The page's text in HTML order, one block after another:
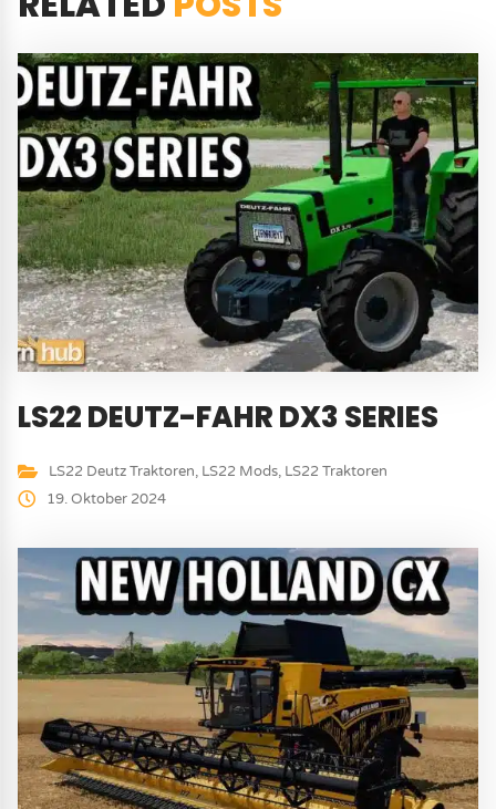
LS22 DEUTZ-FAHR DX3 SERIES
LS22 Deutz Traktoren, LS22 Mods, LS22 Traktoren
19. Oktober 2024